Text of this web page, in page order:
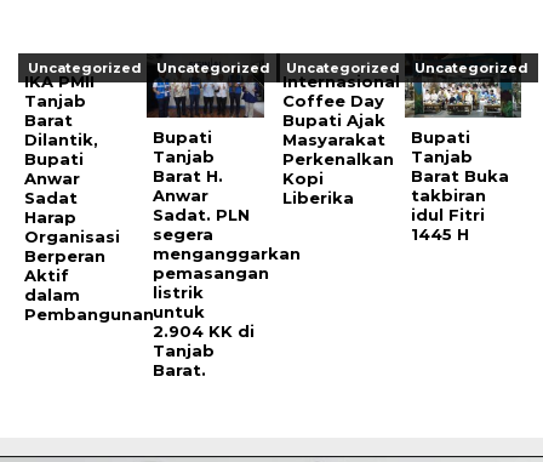
Uncategorized
IKA PMII
Tanjab
Barat
Dilantik,
Bupati
Anwar
Sadat
Harap
Organisasi
Berperan
Aktif
dalam
Pembangunan
Uncategorized
Bupati
Tanjab
Barat H.
Anwar
Sadat. PLN
segera
menganggarkan
pemasangan
listrik
untuk
2.904 KK di
Tanjab
Barat.
Uncategorized
Internasional
Coffee Day
Bupati Ajak
Masyarakat
Perkenalkan
Kopi
Liberika
Uncategorized
Bupati
Tanjab
Barat Buka
takbiran
idul Fitri
1445 H